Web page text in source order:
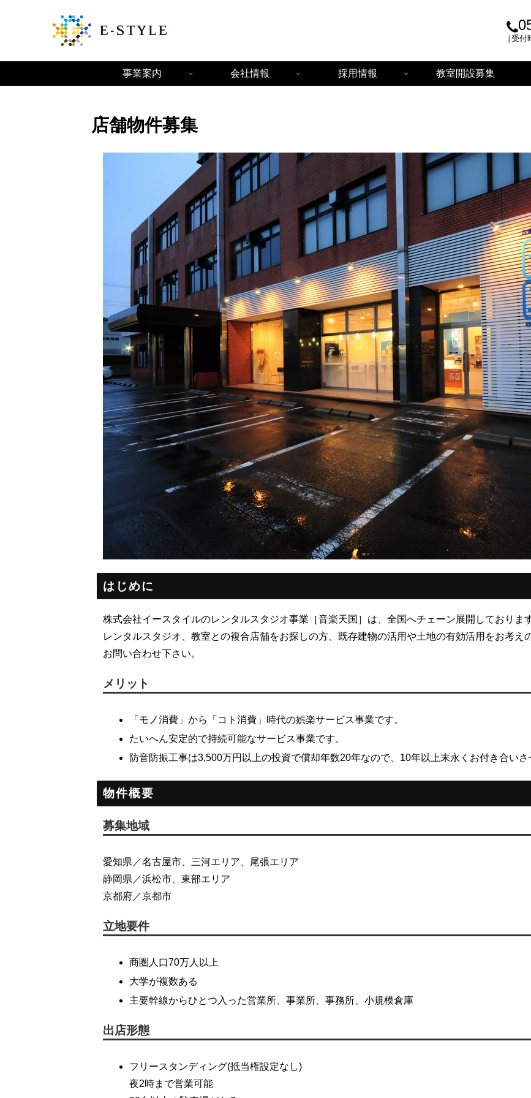
［受
事業案内 会社情報 採用情報 教室開設募集
店舗物件募集
はじめに
株式会社イースタイルのレンタルスタジオ事業［音楽天国］は、全国へチェーン展開しております
レンタルスタジオ、教室との複合店舗をお探しの方、既存建物の活用や土地の有効活用をお考
お問い合わせ下さい。
メリット
「モノ消費」から「コト消費」時代の娯楽サービス事業です。
たいへん安定的で持続可能なサービス事業です。
防音防振工事は3,500万円以上の投資で償却年数20年なので、10年以上末永くお付き合いさ
物件概要
募集地域
愛知県／名古屋市、三河エリア、尾張エリア
静岡県／浜松市、東部エリア
京都府／京都市
立地要件
商圏人口70万人以上
大学が複数ある
主要幹線からひとつ入った営業所、事業所、事務所、小規模倉庫
出店形態
フリースタンディング(抵当権設定なし)
夜2時まで営業可能